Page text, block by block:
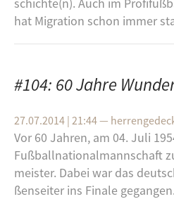
hat Mi­gra­ti­on schon immer
#104: 60 Jahre
27.07.2014 | 21:44—
Vor 60 Jah­ren, am 04. Juli
Fuß­ball­na­tio­nal­mann­schaft
meis­ter. Dabei war das
ßen­sei­ter ins Fi­na­le ge­gan­gen.